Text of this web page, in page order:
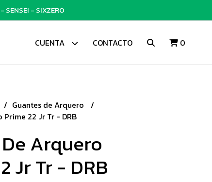
SENSEI - SIXZERO
CUENTA CONTACTO 0
Guantes de Arquero
Prime 22 Jr Tr - DRB
Arquero
Jr Tr - DRB